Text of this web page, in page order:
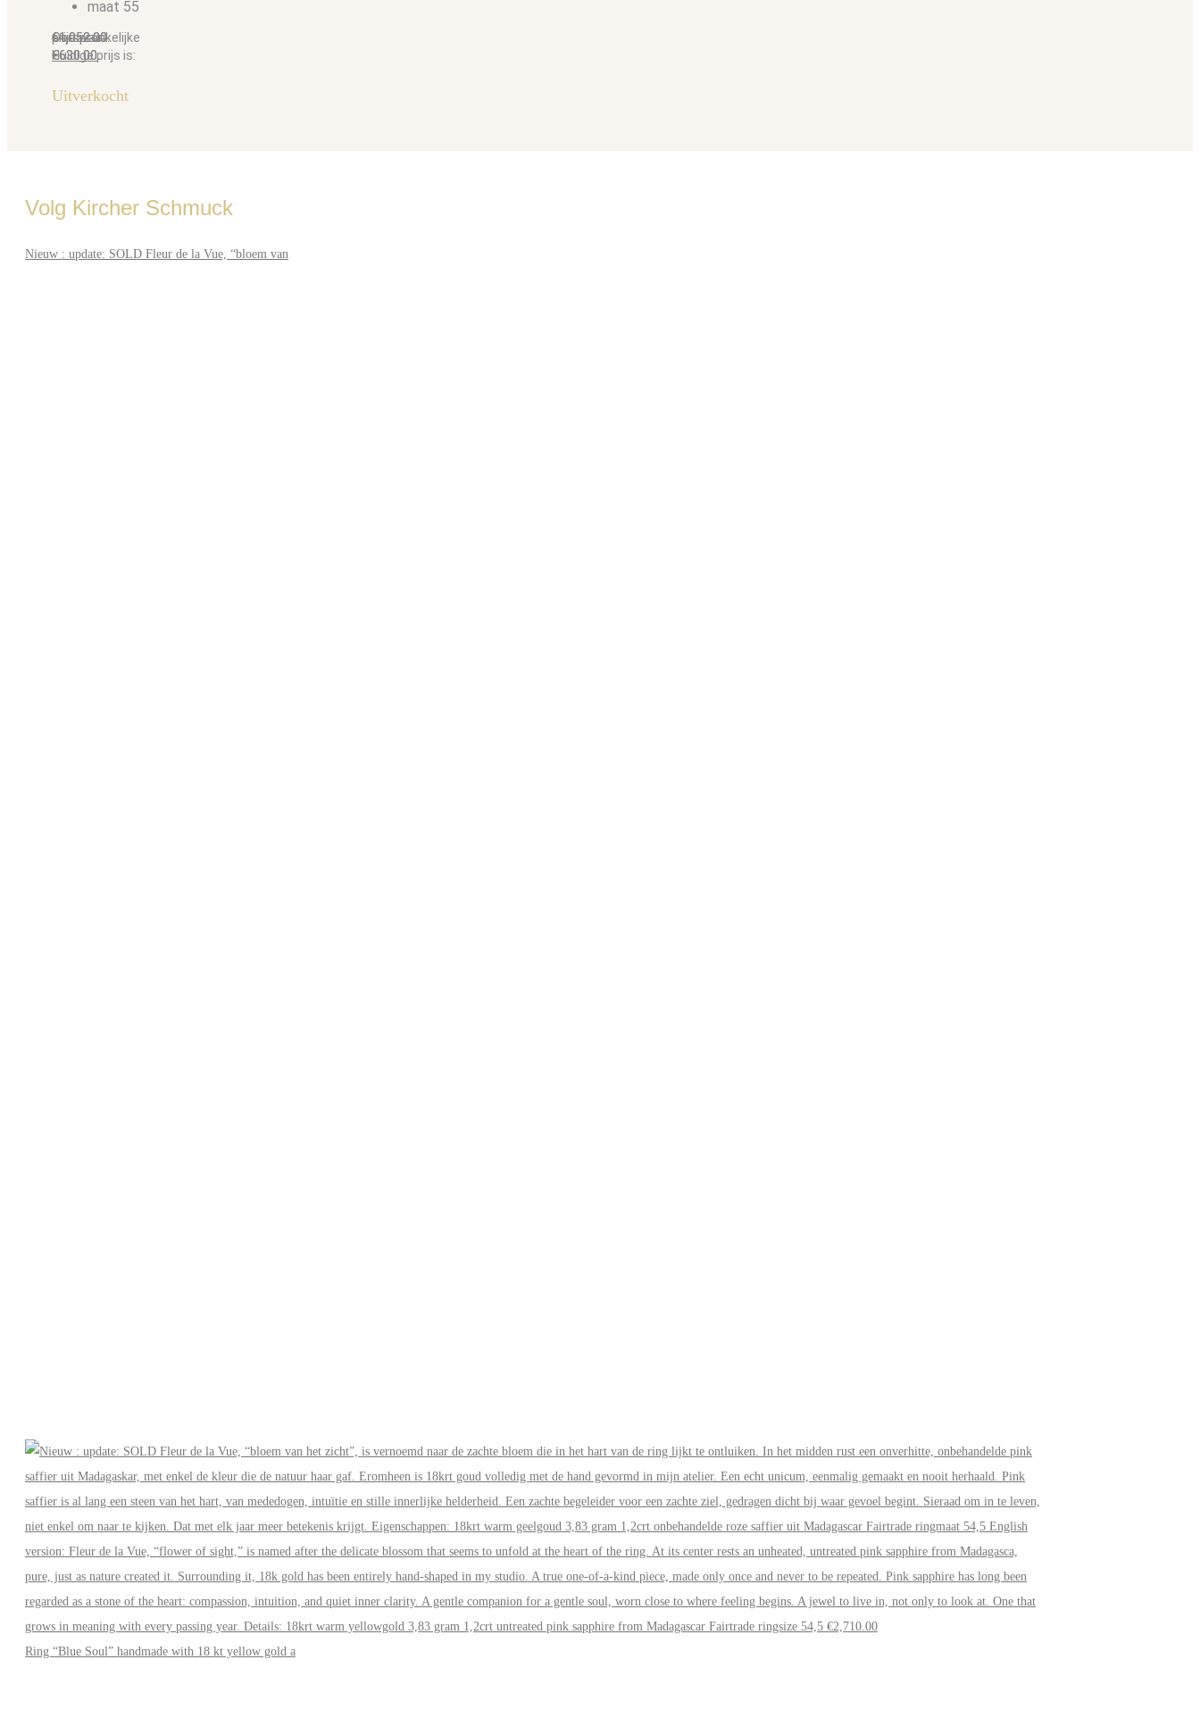
maat 55
€1,052.00
Oorspronkelijke prijs was: €1,052.00.
€630.00
Huidige prijs is: €630.00.
Uitverkocht
Volg Kircher Schmuck
Nieuw : update: SOLD Fleur de la Vue, “bloem van
Ring “Blue Soul” handmade with 18 kt yellow gold a